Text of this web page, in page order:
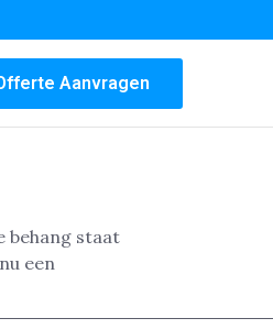
Aanvragen
behang staat
een